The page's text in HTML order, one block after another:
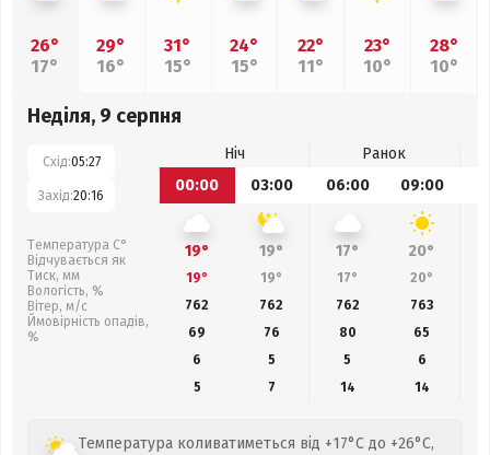
26°
17°
29°
16°
31°
15°
24°
15°
22°
11°
23°
10°
28°
10°
Неділя, 9 серпня
Схід:05:27
Захід:20:16
Температура С°
Відчувається як
Тиск, мм
Вологість, %
Вітер, м/с
Ймовірність опадів,
%
Ніч
Ранок
00:00
03:00 06:00 09:00
19° 19° 17° 20°
19° 19° 17° 20°
762
762 762 763
69
76 80
65
6
5 5
6
5
7 14 14
Температура коливатиметься від +17°C до +26°C,